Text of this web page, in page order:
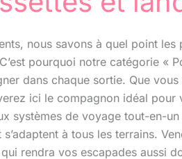
nous savons à quel point
pourquoi notre catégorie «
dans chaque sortie. Que
ici le compagnon idéal
systèmes de voyage tout-en-
s’adaptent à tous les terrains.
rendra vos escapades aussi